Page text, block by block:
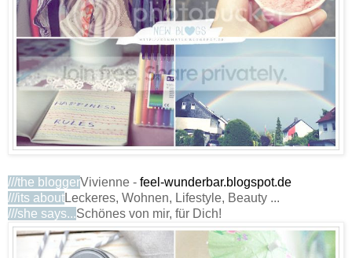
///the bloggerVivienne - feel-wunderbar.blogspot.de
///its aboutLeckeres, Wohnen, Lifestyle, Beauty ...
///she says...Schönes von mir, für Dich!